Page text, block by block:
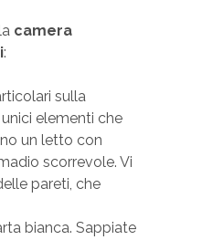
camera
:
sulla
elementi che
un letto con
scorrevole. Vi
pareti, che
bianca. Sappiate